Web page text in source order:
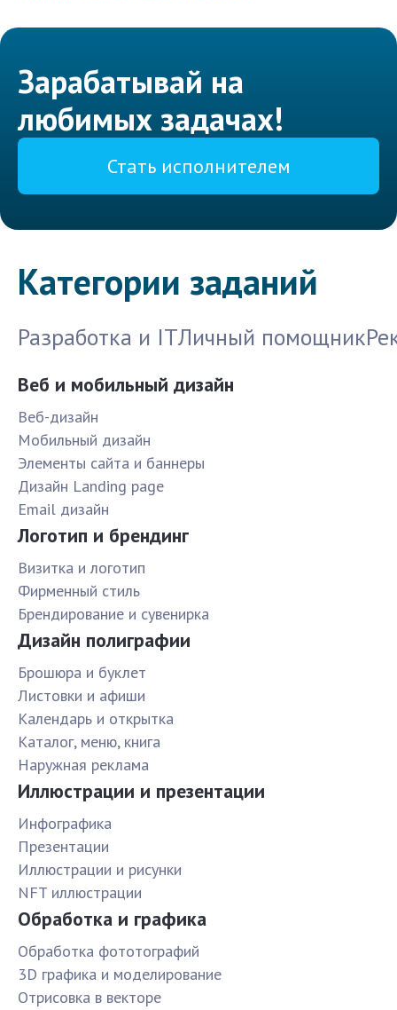
Зарабатывай на
любимых задачах!
Стать исполнителем
Категории заданий
Разработка и ITЛичный помощник
Веб и мобильный дизайн
Веб-дизайн
Мобильный дизайн
Элементы сайта и баннеры
Дизайн Landing page
Email дизайн
Логотип и брендинг
Визитка и логотип
Фирменный стиль
Брендирование и сувенирка
Дизайн полиграфии
Брошюра и буклет
Листовки и афиши
Календарь и открытка
Каталог, меню, книга
Наружная реклама
Иллюстрации и презентации
Инфографика
Презентации
Иллюстрации и рисунки
NFT иллюстрации
Обработка и графика
Обработка фототографий
3D графика и моделирование
Отрисовка в векторе